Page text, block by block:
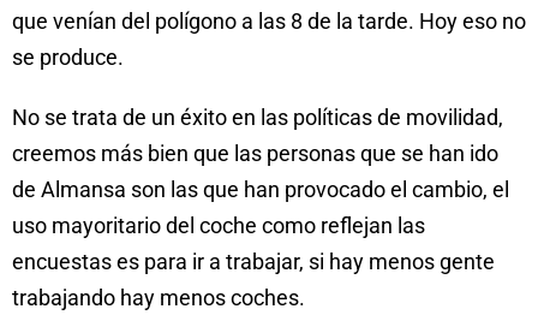
que venían del polígono a las 8 de la tarde. Hoy eso no
se produce.
No se trata de un éxito en las políticas de movilidad,
creemos más bien que las personas que se han ido
de Almansa son las que han provocado el cambio, el
uso mayoritario del coche como reflejan las
encuestas es para ir a trabajar, si hay menos gente
trabajando hay menos coches.